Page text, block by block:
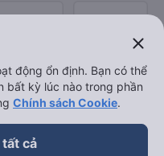
close
động ổn định. Bạn có thể
bất kỳ lúc nào trong phần
Chính sách Cookie.
cả